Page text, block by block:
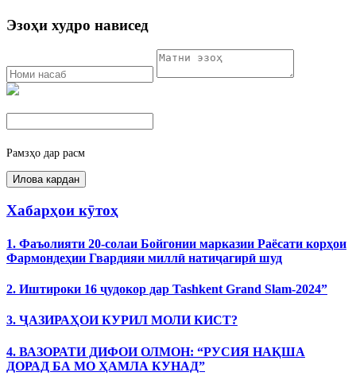
Эзоҳи худро нависед
Рамзҳо дар расм
Хабарҳои кӯтоҳ
1. Фаъолияти 20-солаи Бойгонии марказии Раёсати корҳои
Фармондеҳии Гвардияи миллӣ натиҷагирӣ шуд
2. Иштироки 16 ҷудокор дар Tashkent Grand Slam-2024”
3. ҶАЗИРАҲОИ КУРИЛ МОЛИ КИСТ?
4. ВАЗОРАТИ ДИФОИ ОЛМОН: “РУСИЯ НАҚША
ДОРАД БА МО ҲАМЛА КУНАД”